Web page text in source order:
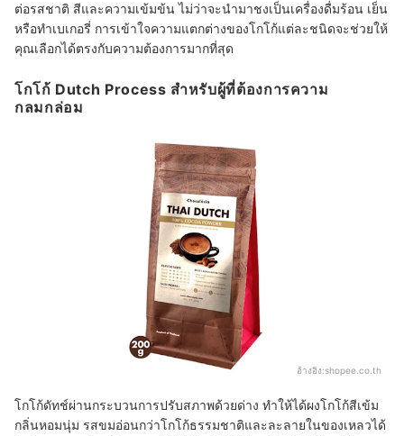
ต่อรสชาติ สีและความเข้มข้น ไม่ว่าจะนำมาชงเป็นเครื่องดื่มร้อน เย็น
หรือทำเบเกอรี่ การเข้าใจความแตกต่างของโกโก้แต่ละชนิดจะช่วยให้
คุณเลือกได้ตรงกับความต้องการมากที่สุด
โกโก้ Dutch Process สำหรับผู้ที่ต้องการความ
กลมกล่อม
อ้างอิง:shopee.co.th
โกโก้ดัทช์ผ่านกระบวนการปรับสภาพด้วยด่าง ทำให้ได้ผงโกโก้สีเข้ม
กลิ่นหอมนุ่ม รสขมอ่อนกว่าโกโก้ธรรมชาติและละลายในของเหลวได้